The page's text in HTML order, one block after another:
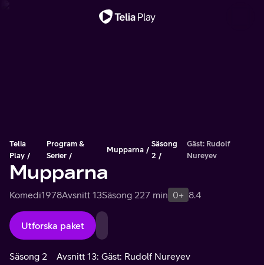
Telia
Play
Program &
Serier
Mupparna
Säsong
2
Gäst: Rudolf
Nureyev
Mupparna
Komedi1978Avsnitt 13Säsong 227 min 0+ 8.4
Utforska paket
Säsong 2 Avsnitt 13: Gäst: Rudolf Nureyev